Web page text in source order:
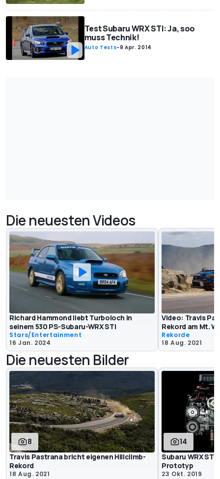
Test Subaru WRX STI: Ja, soo
muss Technik!
Auto Tests-9 Apr. 2014
Die neuesten Videos
Richard Hammond liebt Turboloch in
seinem 530 PS-Subaru-WRX STI
Stars/Entertainment
16 Jan. 2024
Video: Travis
Rekord am Mt.
Rekorde
18 Aug. 2021
Die neuesten Bilder
8
Travis Pastrana bricht eigenen Hillclimb-
Rekord
18 Aug. 2021
14
Subaru WRX STI
Prototyp
23 Okt. 2019